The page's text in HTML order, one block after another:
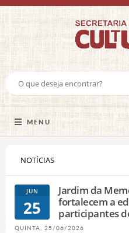
MENU
NOTÍCIAS
JUN
25
Jardim da
fortalecem a
participantes
QUINTA, 25/06/2026